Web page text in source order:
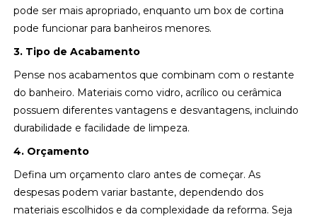
pode ser mais apropriado, enquanto um box de cortina
pode funcionar para banheiros menores.
3. Tipo de Acabamento
Pense nos acabamentos que combinam com o restante
do banheiro. Materiais como vidro, acrílico ou cerâmica
possuem diferentes vantagens e desvantagens, incluindo
durabilidade e facilidade de limpeza.
4. Orçamento
Defina um orçamento claro antes de começar. As
despesas podem variar bastante, dependendo dos
materiais escolhidos e da complexidade da reforma. Seja